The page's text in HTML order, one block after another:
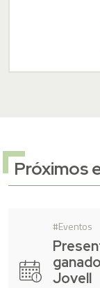
Próximos
Eventos
Jovell